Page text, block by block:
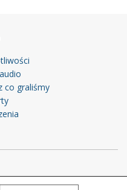
co graliśmy